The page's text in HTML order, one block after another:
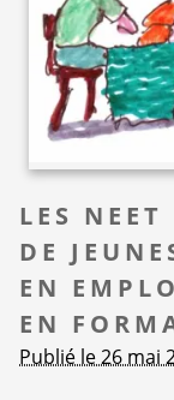
LES
DE
EN
EN
Publié le 26 mai